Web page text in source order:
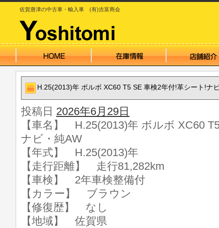
佐賀唐津の中古車・輸入車 (有)吉富商会
H.25(2013)年 ボルボ XC60 T5 SE 車検2年付!革シート!ナ
投稿日 2026年6月29日
【車名】 H.25(2013)年 ボルボ XC60
ナビ・純AW
【年式】 H.25(2013)年
【走行距離】 走行81,282km
【車検】 2年車検整備付
【カラー】 ブラウン
【修復歴】 なし
【地域】 佐賀県